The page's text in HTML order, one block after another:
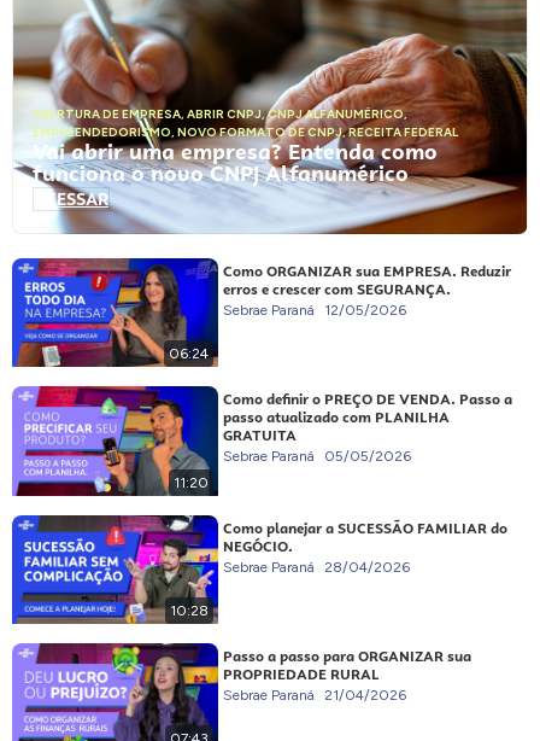
ABERTURA DE EMPRESA, ABRIR CNPJ,CNPJ ALFANUMÉRICO,
EMPREENDEDORISMO, NOVO FORMATO DE CNPJ,RECEITA FEDERAL
Vai abrir uma empresa? Entenda como
funciona o novo CNPJ Alfanumérico
ACESSAR
06:24
Como ORGANIZAR sua EMPRESA. Reduzir
erros e crescer com SEGURANÇA.
Sebrae Paraná 12/05/2026
11:20
Como definir o PREÇO DE VENDA. Passo a
passo atualizado com PLANILHA
GRATUITA
Sebrae Paraná 05/05/2026
10:28
Como planejar a SUCESSÃO FAMILIAR do
NEGÓCIO.
Sebrae Paraná 28/04/2026
Passo a passo para ORGANIZAR sua
PROPRIEDADE RURAL
Sebrae Paraná 21/04/2026